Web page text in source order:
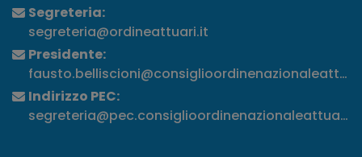
Segreteria:
segreteria@ordineattuari.it
Presidente:
Indirizzo PEC:
segreteria@pec.consiglioordinenazionaleattuari.it